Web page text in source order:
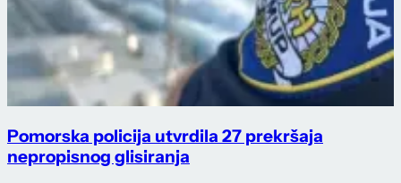
Pomorska policija utvrdila 27 prekršaja
nepropisnog glisiranja